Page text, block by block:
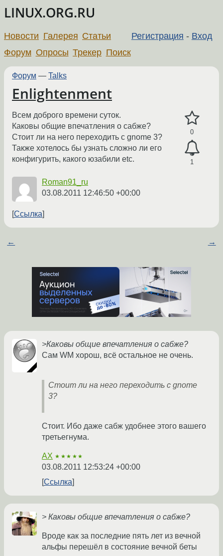
LINUX.ORG.RU
Регистрация - Вход
Новости Галерея Статьи
Форум Опросы Трекер Поиск
Форум — Talks
Enlightenment
0
1
Всем доброго времени суток.
Каковы общие впечатления о сабже?
Стоит ли на него переходить с gnome 3?
Также хотелось бы узнать сложно ли его
конфигурить, какого юзабили etc.
Roman91_ru
03.08.2011 12:46:50 +00:00
Ссылка
← →
>Каковы общие впечатления о сабже?
Сам WM хорош, всё остальное не очень.
Стоит ли на него переходить с gnome
3?
Стоит. Ибо даже сабж удобнее этого вашего
третьегнума.
AX ★★★★★
03.08.2011 12:53:24 +00:00
Ссылка
> Каковы общие впечатления о сабже?
Вроде как за последние пять лет из вечной
альфы перешёл в состояние вечной беты